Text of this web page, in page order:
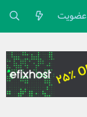
عضویت